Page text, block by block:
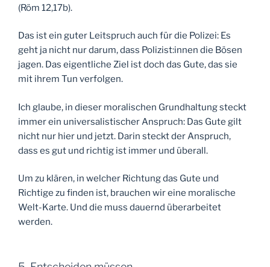
(Röm 12,17b).
Das ist ein guter Leitspruch auch für die Polizei: Es
geht ja nicht nur darum, dass Polizist:innen die Bösen
jagen. Das eigentliche Ziel ist doch das Gute, das sie
mit ihrem Tun verfolgen.
Ich glaube, in dieser moralischen Grundhaltung steckt
immer ein universalistischer Anspruch: Das Gute gilt
nicht nur hier und jetzt. Darin steckt der Anspruch,
dass es gut und richtig ist immer und überall.
Um zu klären, in welcher Richtung das Gute und
Richtige zu finden ist, brauchen wir eine moralische
Welt-Karte. Und die muss dauernd überarbeitet
werden.